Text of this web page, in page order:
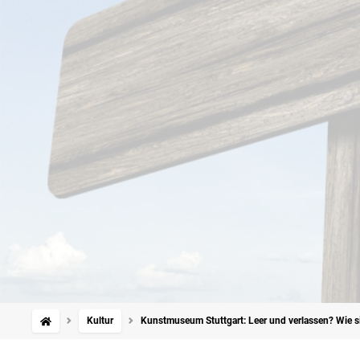
Kultur Kunstmuseum Stuttgart: Leer und verlassen?